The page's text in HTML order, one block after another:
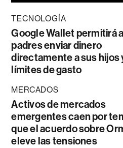
TECNOLOGÍA
Google Wallet permitirá
padres enviar dinero
directamente a sus hijos
límites de gasto
MERCADOS
Activos de mercados
emergentes caen por
que el acuerdo sobre
eleve las tensiones